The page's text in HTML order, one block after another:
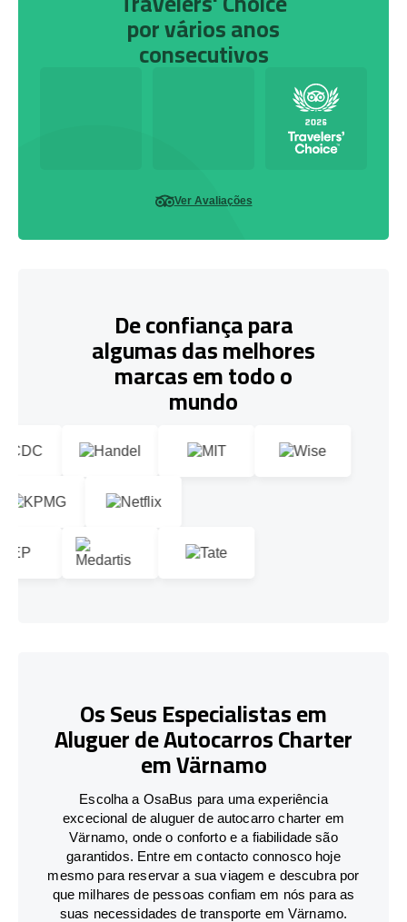
por vários anos
consecutivos
Ver Avaliações
De confiança para
algumas das melhores
marcas em todo o
mundo
Os Seus Especialistas em
Aluguer de Autocarros Charter
em Värnamo
Escolha a OsaBus para uma experiência
excecional de aluguer de autocarro charter em
Värnamo, onde o conforto e a fiabilidade são
garantidos. Entre em contacto connosco hoje
mesmo para reservar a sua viagem e descubra por
que milhares de pessoas confiam em nós para as
suas necessidades de transporte em Värnamo.